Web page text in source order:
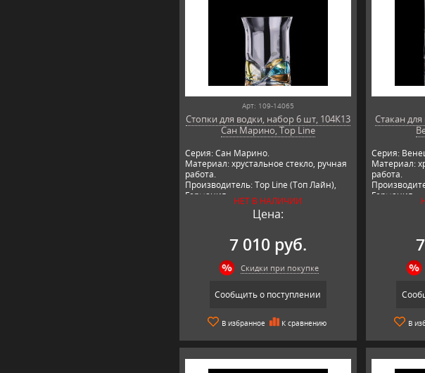
Арт: 109-14065
Стопки для водки, набор 6 шт, 104К13
Сан Марино, Top Line
Серия: Сан Марино.
Материал: хрустальное стекло, ручная
работа.
Производитель: Top Line (Топ Лайн),
Германия.
НЕТ В НАЛИЧИИ
Цена:
7 010 руб.
Скидки при покупке
Сообщить о поступлении
В избранное К сравнению
Стакан
Серия:
Материал:
работа.
Германия.
В